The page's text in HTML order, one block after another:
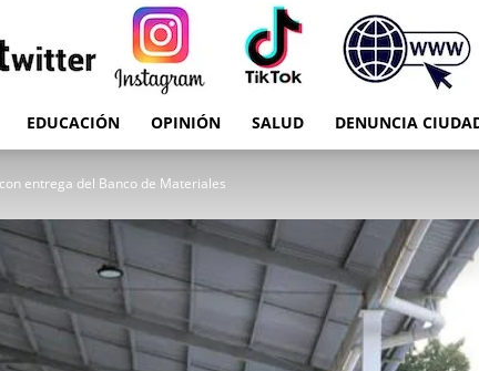
EDUCACIÓN OPINIÓN SALUD DENUNCIA
entrega del Banco de Materiales